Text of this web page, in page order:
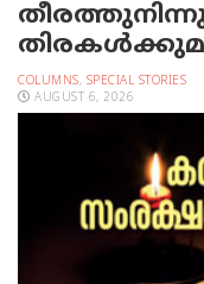
COLUMNS, SPECIAL STORIES
AUGUST 6, 2026